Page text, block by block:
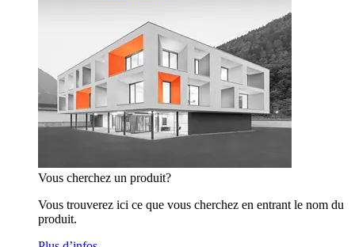
Vous cherchez un produit?
Vous trouverez ici ce que vous cherchez en entrant le nom du
produit.